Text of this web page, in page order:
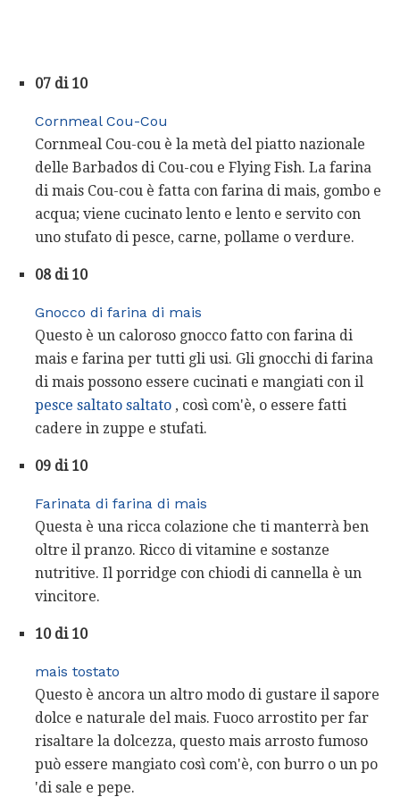
07 di 10
Cornmeal Cou-Cou
Cornmeal Cou-cou è la metà del piatto nazionale
delle Barbados di Cou-cou e Flying Fish. La farina
di mais Cou-cou è fatta con farina di mais, gombo e
acqua; viene cucinato lento e lento e servito con
uno stufato di pesce, carne, pollame o verdure.
08 di 10
Gnocco di farina di mais
Questo è un caloroso gnocco fatto con farina di
mais e farina per tutti gli usi. Gli gnocchi di farina
di mais possono essere cucinati e mangiati con il
pesce saltato saltato , così com'è, o essere fatti
cadere in zuppe e stufati.
09 di 10
Farinata di farina di mais
Questa è una ricca colazione che ti manterrà ben
oltre il pranzo. Ricco di vitamine e sostanze
nutritive. Il porridge con chiodi di cannella è un
vincitore.
10 di 10
mais tostato
Questo è ancora un altro modo di gustare il sapore
dolce e naturale del mais. Fuoco arrostito per far
risaltare la dolcezza, questo mais arrosto fumoso
può essere mangiato così com'è, con burro o un po
'di sale e pepe.